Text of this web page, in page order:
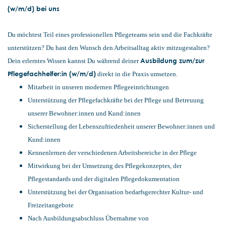
(w/m/d) bei uns
Du möchtest Teil eines professionellen Pflegeteams sein und die Fachkräfte
unterstützen? Du hast den Wunsch den Arbeitsalltag aktiv mitzugestalten?
Dein erlerntes Wissen kannst Du während deinerAusbildung zum/zur
Pflegefachhelfer:in (w/m/d) direkt in die Praxis umsetzen.
Mitarbeit in unseren modernen Pflegeeinrichtungen
Unterstützung der Pflegefachkräfte bei der Pflege und Betreuung
unserer Bewohner:innen und Kund:innen
Sicherstellung der Lebenszufriedenheit unserer Bewohner:innen und
Kund:innen
Kennenlernen der verschiedenen Arbeitsbereiche in der Pflege
Mitwirkung bei der Umsetzung des Pflegekonzeptes, der
Pflegestandards und der digitalen Pflegedokumentation
Unterstützung bei der Organisation bedarfsgerechter Kultur- und
Freizeitangebote
Nach Ausbildungsabschluss Übernahme von